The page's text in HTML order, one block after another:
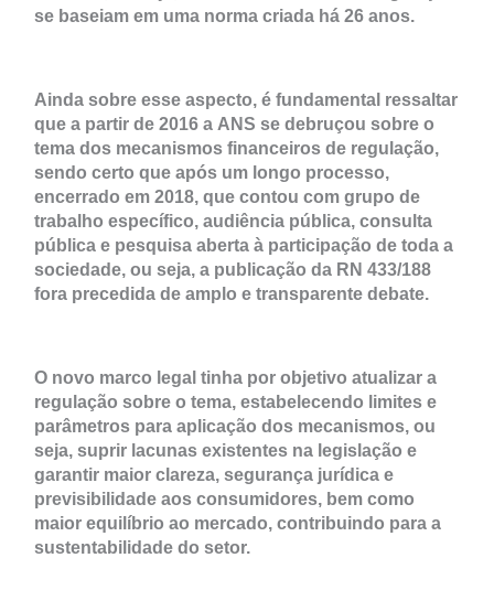
se baseiam em uma norma criada há 26 anos.
Ainda sobre esse aspecto, é fundamental ressaltar
que a partir de 2016 a ANS se debruçou sobre o
tema dos mecanismos financeiros de regulação,
sendo certo que após um longo processo,
encerrado em 2018, que contou com grupo de
trabalho específico, audiência pública, consulta
pública e pesquisa aberta à participação de toda a
sociedade, ou seja, a publicação da RN 433/188
fora precedida de amplo e transparente debate.
O novo marco legal tinha por objetivo atualizar a
regulação sobre o tema, estabelecendo limites e
parâmetros para aplicação dos mecanismos, ou
seja, suprir lacunas existentes na legislação e
garantir maior clareza, segurança jurídica e
previsibilidade aos consumidores, bem como
maior equilíbrio ao mercado, contribuindo para a
sustentabilidade do setor.